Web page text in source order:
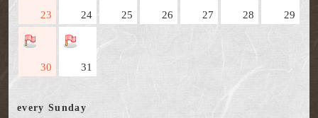
23 24 25 26 27 28 29
30 31
every Sunday